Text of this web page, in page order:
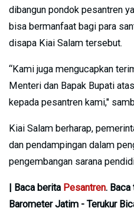
dibangun pondok pesantren
bisa bermanfaat bagi para
disapa Kiai Salam tersebut.
“Kami juga mengucapkan
Menteri dan Bapak Bupati
kepada pesantren kami,"
Kiai Salam berharap,
dan pendampingan dalam
pengembangan sarana
| Baca berita Pesantren. Baca
Barometer Jatim - Terukur